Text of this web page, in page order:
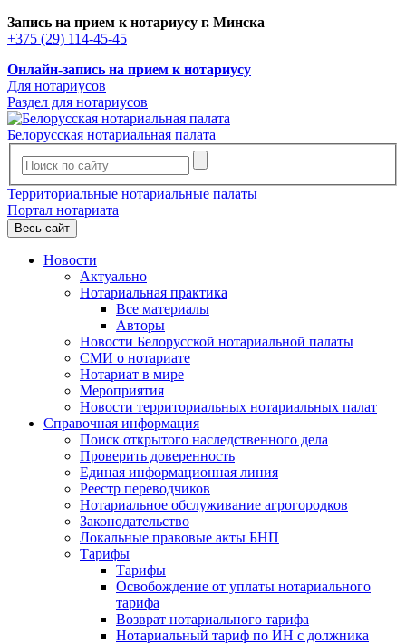
Запись на прием к нотариусу г. Минска
+375 (29) 114-45-45
Онлайн-запись на прием к нотариусу
Для нотариусов
Раздел для нотариусов
Белорусская нотариальная палата
Территориальные нотариальные палаты
Портал нотариата
Весь сайт
Новости
Актуально
Нотариальная практика
Все материалы
Авторы
Новости Белорусской нотариальной палаты
СМИ о нотариате
Нотариат в мире
Мероприятия
Новости территориальных нотариальных палат
Справочная информация
Поиск открытого наследственного дела
Проверить доверенность
Единая информационная линия
Реестр переводчиков
Нотариальное обслуживание агрогородков
Законодательство
Локальные правовые акты БНП
Тарифы
Тарифы
Освобождение от уплаты нотариального
тарифа
Возврат нотариального тарифа
Нотариальный тариф по ИН с должника